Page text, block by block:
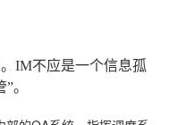
IM不应是一个信息孤
。